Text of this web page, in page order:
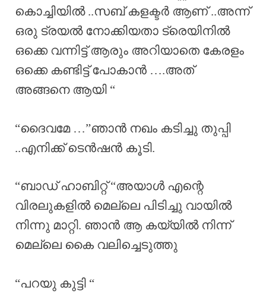
കൊച്ചിയിൽ ..സബ് കളക്ടർ ആണ് ..അന്ന്
ഒരു ട്രയൽ നോക്കിയതാ ട്രെയിനിൽ
ഒക്കെ വന്നിട്ട് ആരും അറിയാതെ കേരളം
ഒക്കെ കണ്ടിട്ട് പോകാൻ ….അത്
അങ്ങനെ ആയി “
“ദൈവമേ …”ഞാൻ നഖം കടിച്ചു തുപ്പി
..എനിക്ക് ടെൻഷൻ കൂടി.
“ബാഡ് ഹാബിറ്റ് “അയാൾ എന്റെ
വിരലുകളിൽ മെല്ലെ പിടിച്ചു വായിൽ
നിന്നു മാറ്റി. ഞാൻ ആ കയ്യിൽ നിന്ന്
മെല്ലെ കൈ വലിച്ചെടുത്തു
“പറയു കുട്ടി “